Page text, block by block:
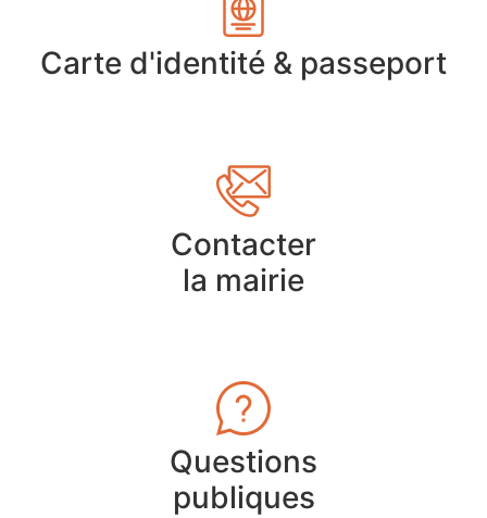
Carte d'identité & passeport
Contacter
la mairie
Questions
publiques